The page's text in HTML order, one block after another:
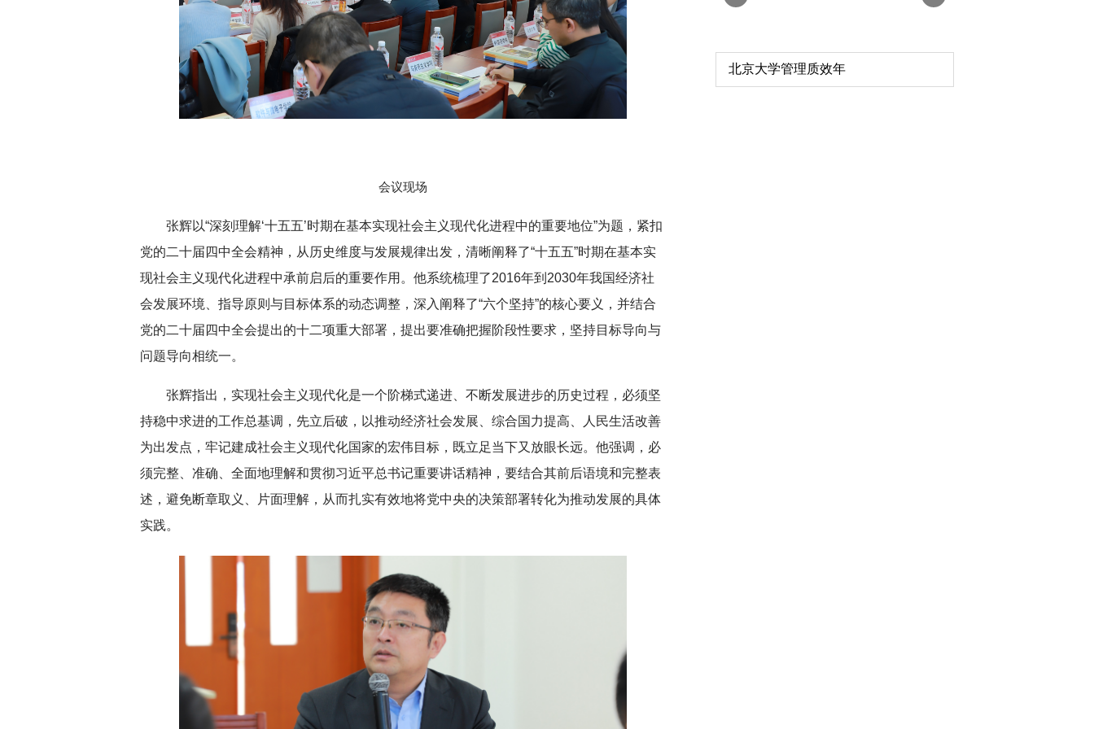
会议现场
张辉以“深刻理解‘十五五’时期在基本实现社会主义现代化进程中的重要地位”为题，紧扣
党的二十届四中全会精神，从历史维度与发展规律出发，清晰阐释了“十五五”时期在基本实
现社会主义现代化进程中承前启后的重要作用。他系统梳理了2016年到2030年我国经济社
会发展环境、指导原则与目标体系的动态调整，深入阐释了“六个坚持”的核心要义，并结合
党的二十届四中全会提出的十二项重大部署，提出要准确把握阶段性要求，坚持目标导向与
问题导向相统一。
张辉指出，实现社会主义现代化是一个阶梯式递进、不断发展进步的历史过程，必须坚
持稳中求进的工作总基调，先立后破，以推动经济社会发展、综合国力提高、人民生活改善
为出发点，牢记建成社会主义现代化国家的宏伟目标，既立足当下又放眼长远。他强调，必
须完整、准确、全面地理解和贯彻习近平总书记重要讲话精神，要结合其前后语境和完整表
述，避免断章取义、片面理解，从而扎实有效地将党中央的决策部署转化为推动发展的具体
实践。
深切缅怀李政道先生
扎实开展树立和践行正确政绩观学习教
育
北京大学管理质效年